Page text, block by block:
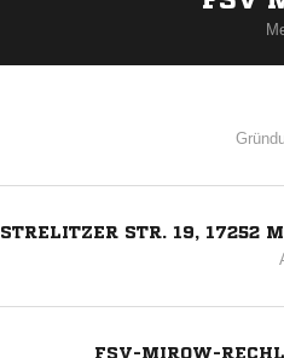
STRELITZER STR. 19, 17252
FSV-MIROW-